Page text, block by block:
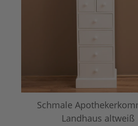
Schmale
Landhaus altweiß